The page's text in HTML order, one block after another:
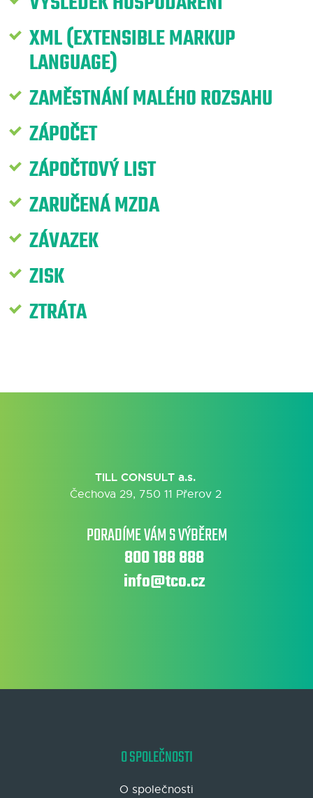
XML (EXTENSIBLE MARKUP
LANGUAGE)
ZAMĚSTNÁNÍ MALÉHO ROZSAHU
ZÁPOČET
ZÁPOČTOVÝ LIST
ZARUČENÁ MZDA
ZÁVAZEK
ZISK
ZTRÁTA
TILL CONSULT a.s.
Čechova 29, 750 11 Přerov 2
PORADÍME VÁM S VÝBĚREM
800 188 888
info@tco.cz
O SPOLEČNOSTI
O společnosti